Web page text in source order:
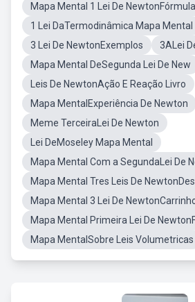
Mapa Mental 1 Lei De
1 Lei DaTermodinâmica Mapa Mental
3 Lei De NewtonExemplos
3ALei
Mapa Mental DeSegunda Lei De New
Leis De NewtonAção E Reação Livro
Mapa MentalExperiência De Newton
Meme TerceiraLei De Newton
Lei DeMoseley Mapa Mental
Mapa Mental Com a SegundaLei De
Mapa Mental Tres Leis De
Mapa Mental 3 Lei De
Mapa Mental Primeira Lei De
Mapa MentalSobre Leis Volumetricas